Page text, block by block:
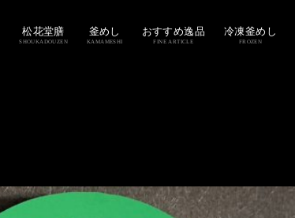
松花堂膳
SHOUKADOUZEN
釜めし
KAMAMESHI
おすすめ逸品
FINE ARTICLE
冷凍釜めし
FROZEN